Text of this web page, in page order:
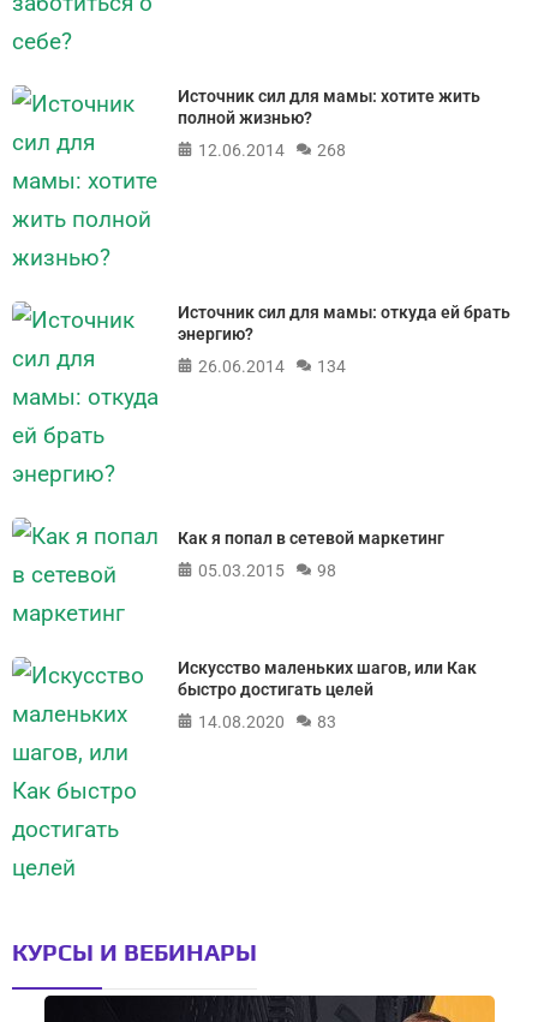
Источник сил для мамы: хотите жить
полной жизнью?
12.06.2014
268
Источник сил для мамы: откуда ей брать
энергию?
26.06.2014
134
Как я попал в сетевой маркетинг
05.03.2015
98
Искусство маленьких шагов, или Как
быстро достигать целей
14.08.2020
83
КУРСЫ И ВЕБИНАРЫ